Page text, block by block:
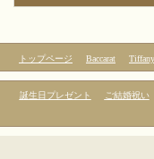
トップページ Baccarat
誕生日プレゼント ご結婚祝い